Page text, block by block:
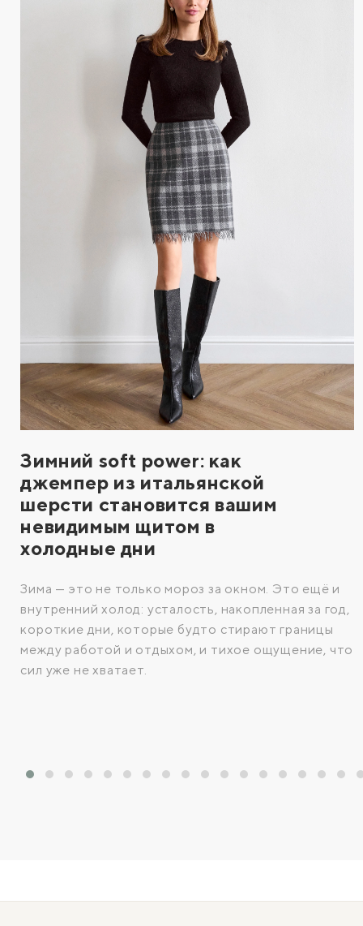
Зимний soft power: как
джемпер из итальянской
шерсти становится вашим
невидимым щитом в
холодные дни
Зима — это не только мороз за окном. Это ещё и
внутренний холод: усталость, накопленная за год,
короткие дни, которые будто стирают границы
между работой и отдыхом, и тихое ощущение, что
сил уже не хватает.